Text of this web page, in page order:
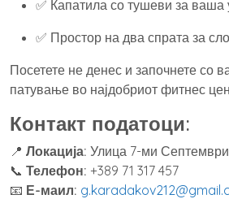
✅ Капатила со тушеви за ваша
✅ Простор на два спрата за
Посетете не денес и започнете со
патување во најдобриот фитнес
Контакт податоци:
📍 Локација: Улица 7-ми Септември
📞 Телефон: +389 71 317 457
📧 Е-маил: